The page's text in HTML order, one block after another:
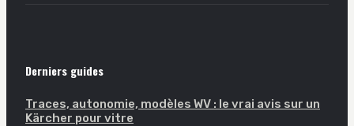
Derniers guides
Traces, autonomie, modèles WV : le vrai avis sur un
Kärcher pour vitre